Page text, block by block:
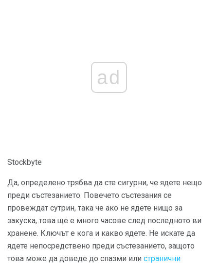
ad
Stockbyte
Да, определено трябва да сте сигурни, че ядете нещо
преди състезанието. Повечето състезания се
провеждат сутрин, така че ако не ядете нищо за
закуска, това ще е много часове след последното ви
хранене. Ключът е кога и какво ядете. Не искате да
ядете непосредствено преди състезанието, защото
това може да доведе до спазми или странични